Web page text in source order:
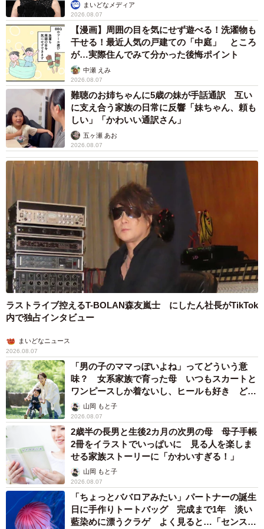
まいどなメディア
2026.08.07
【漫画】周囲の目を気にせず遊べる！洗濯物も
干せる！最近人気の戸建ての「中庭」 ところ
が…実際住んでみて分かった後悔ポイント
中瀬 えみ
2026.08.07
難聴のお姉ちゃんに5歳の妹が手話通訳 互い
に支え合う家族の日常に反響「妹ちゃん、頼も
しい」「かわいい通訳さん」
五ヶ瀬 あお
2026.08.07
ラストライブ控えるT-BOLAN森友嵐士 にしたん社長がTikTok
内で独占インタビュー
まいどなニュース
2026.08.07
「男の子のママっぽいよね」ってどういう意
味？ 女系家族で育った母 いつもスカートと
ワンピースしか着ないし、ヒールも好き どの
へんが…
山岡 もと子
2026.08.07
2歳半の長男と生後2カ月の次男の母 母子手帳
2冊をイラストでいっぱいに 見る人を楽しま
せる家族ストーリーに「かわいすぎる！」
山岡 もと子
2026.08.07
「ちょっとババロアみたい」パートナーの誕生
日に手作りトートバッグ 完成まで1年 淡い
藍染めに漂うクラゲ よく見ると…「センスす